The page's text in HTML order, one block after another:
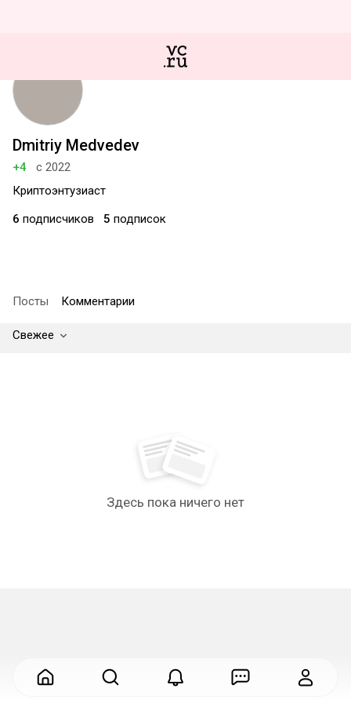
Dmitriy Medvedev
+4
с 2022
Криптоэнтузиаст
6 подписчиков 5 подписок
Посты Комментарии
Свежее
Здесь пока ничего нет